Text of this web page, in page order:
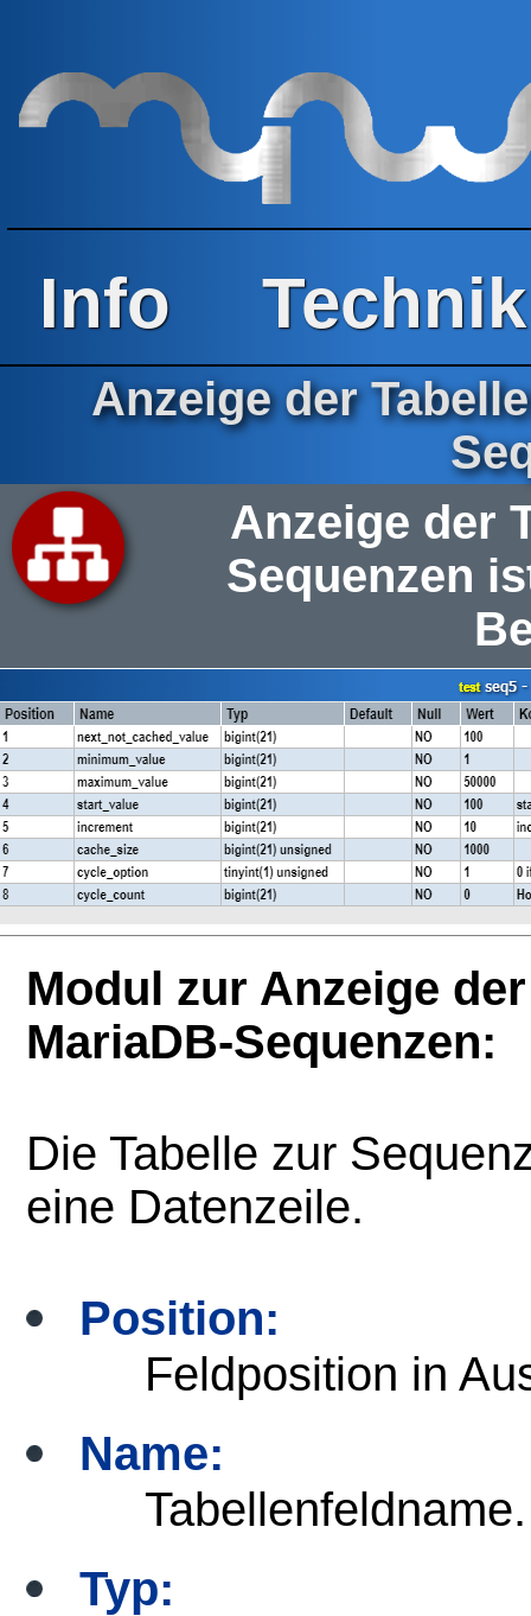
Info Technik
Anzeige der
Anzeige der
Sequenzen
Modul zur Anzeige
MariaDB-Sequenzen:
Die Tabelle zur
eine Datenzeile.
Position:
Feldposition in
Name:
Tabellenfeldname.
Typ: